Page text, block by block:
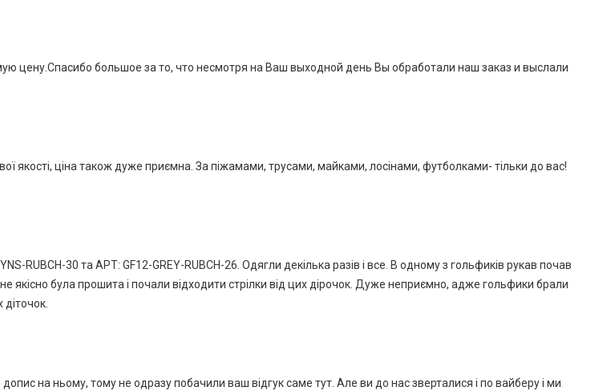
большое за то, что несмотря на Ваш выходной день Вы обработали наш заказ и выслали
якості, ціна також дуже приємна. За піжамами, трусами, майками, лосінами, футболками- тільки до вас!
30 та АРТ: GF12-GREY-RUBCH-26. Одягли декілька разів і все. В одному з гольфиків рукав почав
якісно була прошита і почали відходити стрілки від цих дірочок. Дуже неприємно, адже гольфики брали
на ньому, тому не одразу побачили ваш відгук саме тут. Але ви до нас зверталися і по вайберу і ми